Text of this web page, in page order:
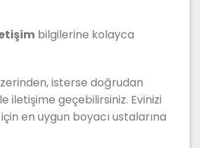
bilgilerine kolayca
isterse doğrudan
iletişime geçebilirsiniz. Evinizi
en uygun boyacı ustalarına